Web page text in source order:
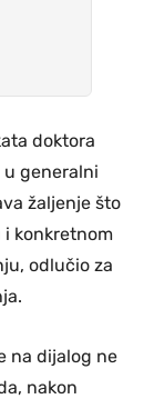
doktora
generalni
žaljenje što
i konkretnom
odlučio za
na dijalog ne
nakon